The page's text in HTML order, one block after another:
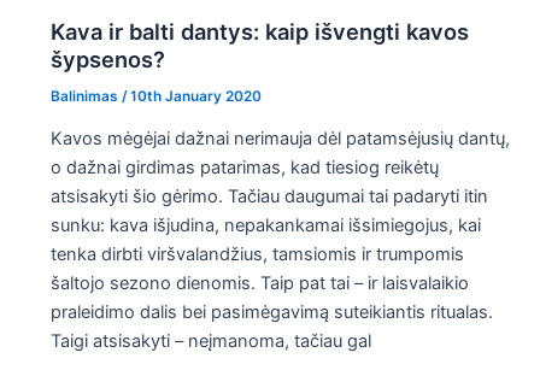
Kava ir balti dantys: kaip išvengti kavos
šypsenos?
Balinimas /10th January 2020
Kavos mėgėjai dažnai nerimauja dėl patamsėjusių dantų,
o dažnai girdimas patarimas, kad tiesiog reikėtų
atsisakyti šio gėrimo. Tačiau daugumai tai padaryti itin
sunku: kava išjudina, nepakankamai išsimiegojus, kai
tenka dirbti viršvalandžius, tamsiomis ir trumpomis
šaltojo sezono dienomis. Taip pat tai – ir laisvalaikio
praleidimo dalis bei pasimėgavimą suteikiantis ritualas.
Taigi atsisakyti – neįmanoma, tačiau gal